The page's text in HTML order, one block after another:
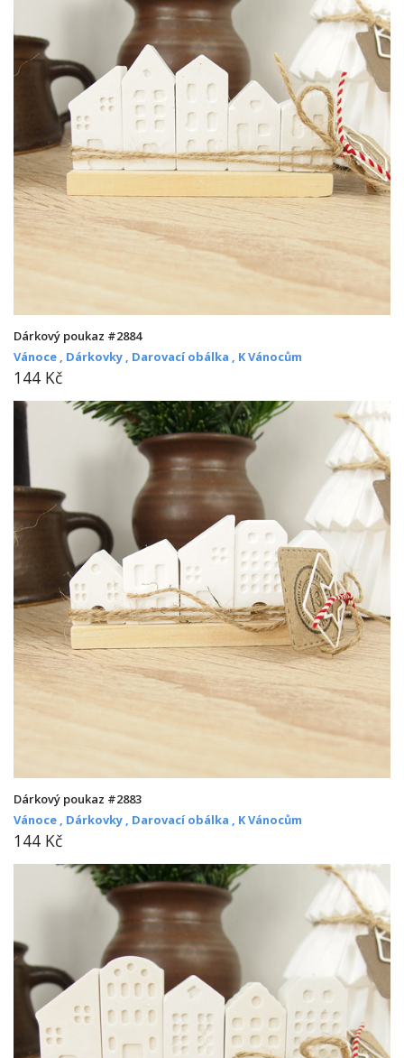
Dárkový poukaz #2884
Vánoce , Dárkovky , Darovací obálka , K Vánocům
144 Kč
Dárkový poukaz #2883
Vánoce , Dárkovky , Darovací obálka , K Vánocům
144 Kč